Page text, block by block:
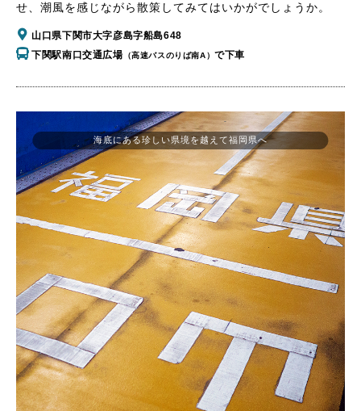
せ、潮風を感じながら散策してみてはいかがでしょうか。
山口県下関市大字彦島字船島648
下関駅南口交通広場 （高速バスのりば南A）で下車
海底にある珍しい県境を越えて福岡県へ